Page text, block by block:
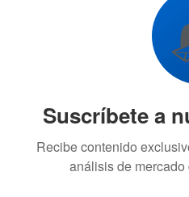
30 DE NOVIEMBRE DE 2023
Suscríbete a
Recibe contenido
análisis de